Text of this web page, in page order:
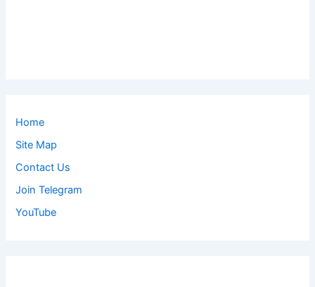
Home
Site Map
Contact Us
Join Telegram
YouTube